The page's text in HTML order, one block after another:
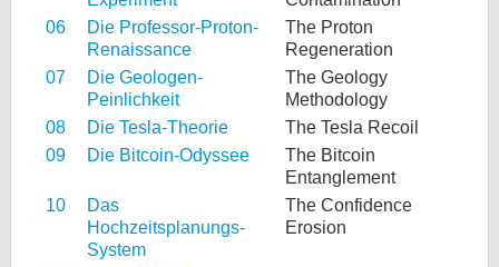
06
Die Professor-Proton-
Renaissance
The Proton
Regeneration
07
Die Geologen-
Peinlichkeit
The Geology
Methodology
08
Die Tesla-Theorie
The Tesla Recoil
09
Die Bitcoin-Odyssee
The Bitcoin
Entanglement
10
Das
Hochzeitsplanungs-
System
The Confidence
Erosion